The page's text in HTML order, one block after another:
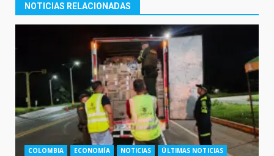
NOTICIAS RELACIONADAS
COLOMBIA ECONOMÍA NOTICIAS ÚLTIMAS NOTICIAS